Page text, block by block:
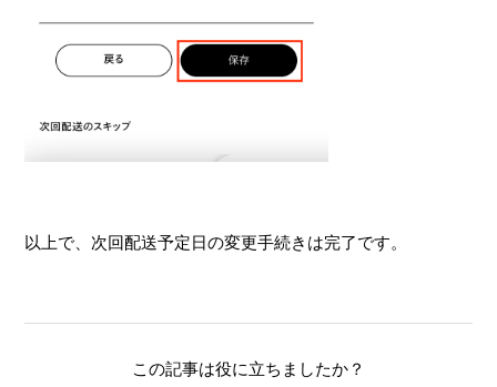
以上で、次回配送予定日の変更手続きは完了です。
この記事は役に立ちましたか？